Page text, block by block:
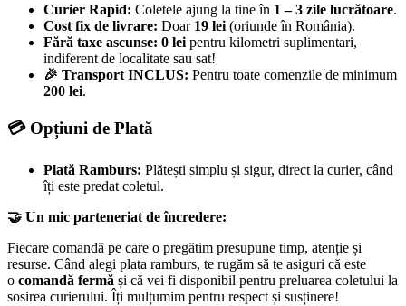
Curier Rapid: Coletele ajung la tine în 1 – 3 zile lucrătoare.
Cost fix de livrare: Doar 19 lei (oriunde în România).
Fără taxe ascunse: 0 lei pentru kilometri suplimentari,
indiferent de localitate sau sat!
🎉 Transport INCLUS: Pentru toate comenzile de minimum
200 lei.
💳 Opțiuni de Plată
Plată Ramburs: Plătești simplu și sigur, direct la curier, când
îți este predat coletul.
🤝 Un mic parteneriat de încredere:
Fiecare comandă pe care o pregătim presupune timp, atenție și
resurse. Când alegi plata ramburs, te rugăm să te asiguri că este
o comandă fermă și că vei fi disponibil pentru preluarea coletului la
sosirea curierului. Îți mulțumim pentru respect și susținere!